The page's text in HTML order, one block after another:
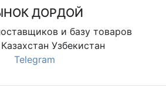
ДОРДОЙ
и базу товаров
Узбекистан
Telegram